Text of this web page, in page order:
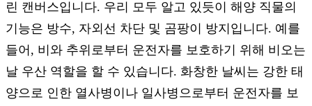
린 캔버스입니다. 우리 모두 알고 있듯이 해양 직물의
기능은 방수, 자외선 차단 및 곰팡이 방지입니다. 예를
들어, 비와 추위로부터 운전자를 보호하기 위해 비오는
날 우산 역할을 할 수 있습니다. 화창한 날씨는 강한 태
양으로 인한 열사병이나 일사병으로부터 운전자를 보